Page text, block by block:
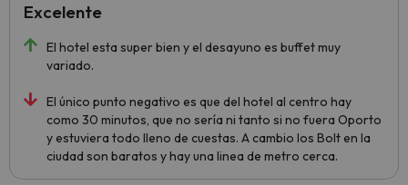
El hotel esta super bien y el desayuno es buffet muy
variado.
El único punto negativo es que del hotel al centro hay
como 30 minutos, que no sería ni tanto si no fuera Oporto
y estuviera todo lleno de cuestas. A cambio los Bolt en la
ciudad son baratos y hay una linea de metro cerca.
Excelente